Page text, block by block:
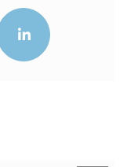
LinkedIn